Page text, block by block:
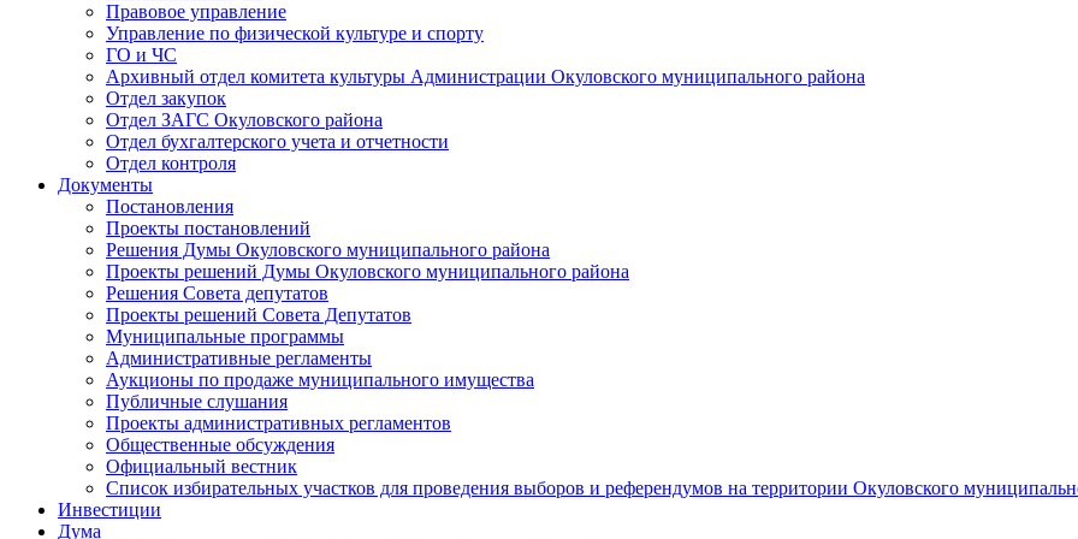
Правовое управление
Управление по физической культуре и спорту
ГО и ЧС
Архивный отдел комитета культуры Администрации Окуловского муниципального района
Отдел закупок
Отдел ЗАГС Окуловского района
Отдел бухгалтерского учета и отчетности
Отдел контроля
Документы
Постановления
Проекты постановлений
Решения Думы Окуловского муниципального района
Проекты решений Думы Окуловского муниципального района
Решения Совета депутатов
Проекты решений Совета Депутатов
Муниципальные программы
Административные регламенты
Аукционы по продаже муниципального имущества
Публичные слушания
Проекты административных регламентов
Общественные обсуждения
Официальный вестник
Список избирательных участков для проведения выборов и референдумов на территории Окуловского
Инвестиции
Дума